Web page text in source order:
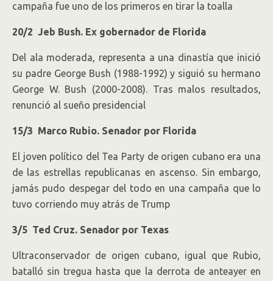
campaña fue uno de los primeros en tirar la toalla
20/2 Jeb Bush. Ex gobernador de Florida
Del ala moderada, representa a una dinastía que inició
su padre George Bush (1988-1992) y siguió su hermano
George W. Bush (2000-2008). Tras malos resultados,
renunció al sueño presidencial
15/3 Marco Rubio. Senador por Florida
El joven político del Tea Party de origen cubano era una
de las estrellas republicanas en ascenso. Sin embargo,
jamás pudo despegar del todo en una campaña que lo
tuvo corriendo muy atrás de Trump
3/5 Ted Cruz. Senador por Texas
Ultraconservador de origen cubano, igual que Rubio,
batalló sin tregua hasta que la derrota de anteayer en